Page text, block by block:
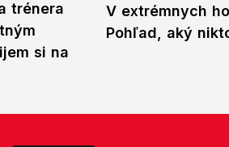
trénera
si na
V extrémnych
Pohľad, aký